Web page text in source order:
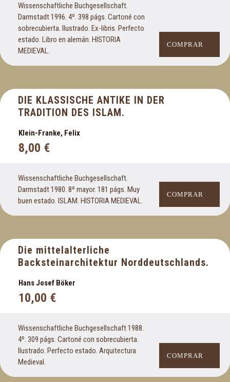
L
La Rioja
Libro escolar
Libros en alemán
Libros en árabe
Libros en inglés
Libros en italiano
Libro en portugués
Lingüistica
Literatura árabe
Literatura en ciencia ficción
Literatura española
Literatura francesa
Literatura infantil
Literatura inglesa
Literatura medieval
Literatura nórdica
Literatura norteamericana
Wissenschaftliche Buchgesellschaft.
Darmstadt 1996. 4º. 398 págs. Cartoné con
sobrecubierta. Ilustrado. Ex-libris. Perfecto
estado. Libro en alemán. HISTORIA
MEDIEVAL.
COMPRAR
DIE KLASSISCHE ANTIKE IN DER
TRADITION DES ISLAM.
Klein-Franke, Felix
8,00 €
Wissenschaftliche Buchgesellschaft.
Darmstadt 1980. 8º mayor. 181 págs. Muy
buen estado. ISLAM. HISTORIA MEDIEVAL.
COMPRAR
Die mittelalterliche
Backsteinarchitektur Norddeutschlands.
Hans Josef Böker
10,00 €
Wissenschaftliche Buchgesellschaft 1988.
4º. 309 págs. Cartoné con sobrecubierta.
Ilustrado. Perfecto estado. Arquitectura
Medieval.
COMPRAR